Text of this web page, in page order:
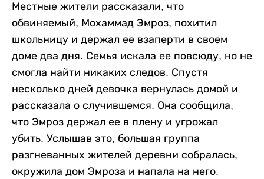
Местные жители рассказали, что
обвиняемый, Мохаммад Эмроз, похитил
школьницу и держал ее взаперти в своем
доме два дня. Семья искала ее повсюду, но не
смогла найти никаких следов. Спустя
несколько дней девочка вернулась домой и
рассказала о случившемся. Она сообщила,
что Эмроз держал ее в плену и угрожал
убить. Услышав это, большая группа
разгневанных жителей деревни собралась,
окружила дом Эмроза и напала на него.